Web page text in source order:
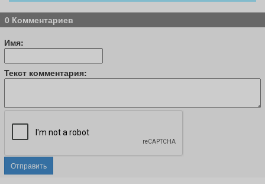
0 Комментариев
Имя:
Текст комментария:
Отправить